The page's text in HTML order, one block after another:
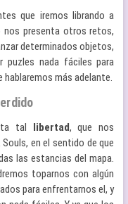
que iremos librando a
nos presenta otros retos,
determinados objetos,
puzles nada fáciles para
hablaremos más adelante.
tal libertad, que nos
en el sentido de que
las estancias del mapa.
toparnos con algún
para enfrentarnos el, y